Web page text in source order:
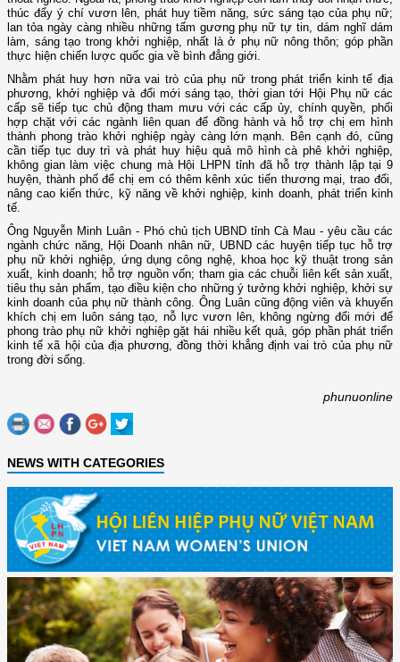
thúc đẩy ý chí vươn lên, phát huy tiềm năng, sức sáng tạo của phụ nữ;
lan tỏa ngày càng nhiều những tấm gương phụ nữ tự tin, dám nghĩ dám
làm, sáng tạo trong khởi nghiệp, nhất là ở phụ nữ nông thôn; góp phần
thực hiện chiến lược quốc gia về bình đẳng giới.
Nhằm phát huy hơn nữa vai trò của phụ nữ trong phát triển kinh tế địa
phương, khởi nghiệp và đổi mới sáng tạo, thời gian tới Hội Phụ nữ các
cấp sẽ tiếp tục chủ động tham mưu với các cấp ủy, chính quyền, phối
hợp chặt với các ngành liên quan để đồng hành và hỗ trợ chị em hình
thành phong trào khởi nghiệp ngày càng lớn mạnh. Bên cạnh đó, cũng
cần tiếp tục duy trì và phát huy hiệu quả mô hình cà phê khởi nghiệp,
không gian làm việc chung mà Hội LHPN tỉnh đã hỗ trợ thành lập tại 9
huyện, thành phố để chị em có thêm kênh xúc tiến thương mại, trao đổi,
nâng cao kiến thức, kỹ năng về khởi nghiệp, kinh doanh, phát triển kinh
tế.
Ông Nguyễn Minh Luân - Phó chủ tịch UBND tỉnh Cà Mau - yêu cầu các
ngành chức năng, Hội Doanh nhân nữ, UBND các huyện tiếp tục hỗ trợ
phụ nữ khởi nghiệp, ứng dụng công nghệ, khoa học kỹ thuật trong sản
xuất, kinh doanh; hỗ trợ nguồn vốn; tham gia các chuỗi liên kết sản xuất,
tiêu thụ sản phẩm, tạo điều kiện cho những ý tưởng khởi nghiệp, khởi sự
kinh doanh của phụ nữ thành công. Ông Luân cũng động viên và khuyến
khích chị em luôn sáng tạo, nỗ lực vươn lên, không ngừng đổi mới để
phong trào phụ nữ khởi nghiệp gặt hái nhiều kết quả, góp phần phát triển
kinh tế xã hội của địa phương, đồng thời khẳng định vai trò của phụ nữ
trong đời sống.
phunuonline
NEWS WITH CATEGORIES